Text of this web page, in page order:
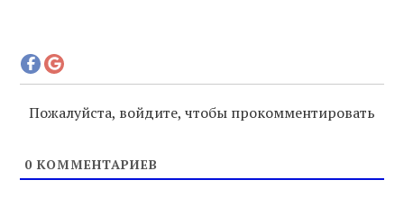
Пожалуйста, войдите, чтобы прокомментировать
0 КОММЕНТАРИЕВ